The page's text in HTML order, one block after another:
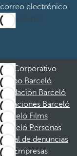
correo electrónico
Suscribirme
Corporativo
Grupo Barceló
Fundación Barceló
Vacaciones Barceló
Barceló Films
Barceló Personas
Canal de denuncias
Empresas